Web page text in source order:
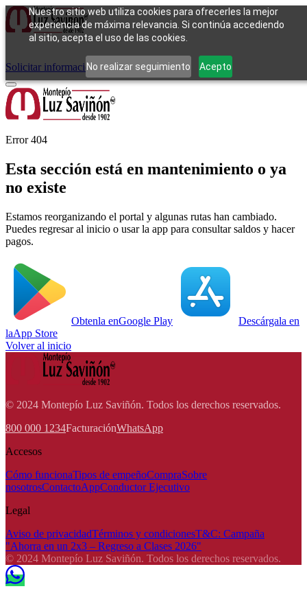
Nuestro sitio web utiliza cookies para ofrecerles la mejor
experiencia de máxima relevancia. Si continúa accediendo
al sitio, acepta el uso de las cookies.
No realizar seguimiento Acepto
Cómo funcionaTipos de empeñoCompraContacto
Solicitar información Iniciar sesión
Error 404
Esta sección está en mantenimiento o ya
no existe
Estamos reorganizando el portal y algunas rutas han cambiado.
Puedes regresar al inicio o usar la app para consultar saldos y hacer
pagos.
Obtenla enGoogle Play
Descárgala en
laApp Store
Volver al inicio
© 2024 Montepío Luz Saviñón. Todos los derechos reservados.
800 000 1234FacturaciónWhatsApp
Accesos
Cómo funcionaTipos de empeñoCompraSobre
nosotrosContactoAppConductor Ejecutivo
Legal
Aviso de privacidadTérminos y condicionesT&C: Campaña
"Ahorra en un 2x3 – Regreso a Clases 2026"
© 2024 Montepío Luz Saviñón. Todos los derechos reservados.